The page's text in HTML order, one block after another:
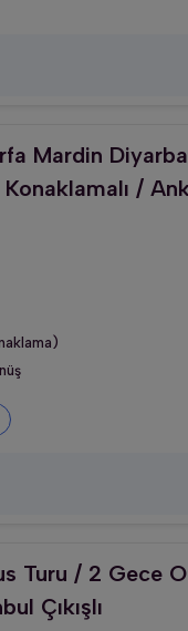
Mardin
/
Turu / 2 Gece
Çıkışlı